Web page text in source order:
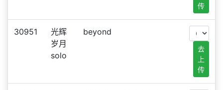
传
30951
光辉
岁月
solo
beyond
去
上
传